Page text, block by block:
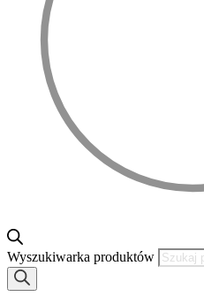
Wyszukiwarka produktów